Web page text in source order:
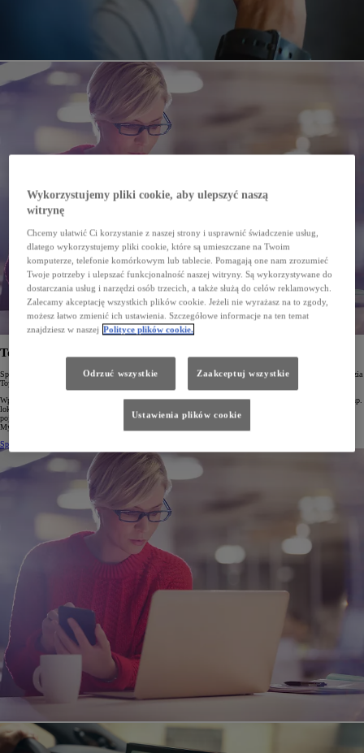
Toyota Connectivity Match
Sprawdź, w jaki sposób możesz w pełni wykorzystać Usługi Connected w Twojej Toyocie za pomocą narzędzia
Toyota Connectivity Match!
Wpisz numer identyfikacyjny Twojego samochodu (VIN) a dowiesz się, które ze zdalnych usług (takich jak np.
lokalizowanie samochodu, zdalne ustawianie temperatury, ładowanie pojazdu itp.) są dostępne dla Twojego
pojazdu w aplikacji MyToyota. Skorzystaj z Connectivity Match, sprawdź swoje usługi, pobierz aplikację
My Toyota i ciesz się jazdą!
Sprawdź
Wykorzystujemy pliki cookie, aby ulepszyć naszą
witrynę
Chcemy ułatwić Ci korzystanie z naszej strony i usprawnić świadczenie usług,
dlatego wykorzystujemy pliki cookie, które są umieszczane na Twoim
komputerze, telefonie komórkowym lub tablecie. Pomagają one nam zrozumieć
Twoje potrzeby i ulepszać funkcjonalność naszej witryny. Są wykorzystywane do
dostarczania usług i narzędzi osób trzecich, a także służą do celów reklamowych.
Zalecamy akceptację wszystkich plików cookie. Jeżeli nie wyrażasz na to zgody,
możesz łatwo zmienić ich ustawienia. Szczegółowe informacje na ten temat
znajdziesz w naszej Polityce plików cookie.
Odrzuć wszystkie Zaakceptuj wszystkie
Ustawienia plików cookie